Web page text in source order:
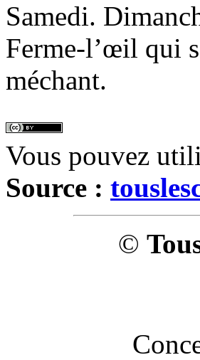
Samedi.
Ferme-l’œil qui
méchant.
Vous pouvez
Source :
©